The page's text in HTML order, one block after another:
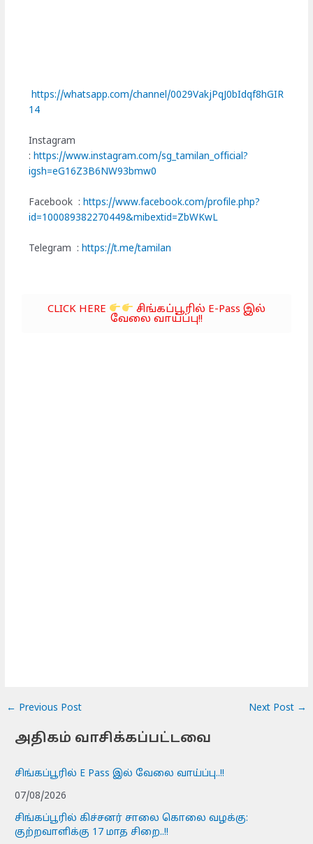
https://whatsapp.com/channel/0029VakjPqJ0bIdqf8hGIR
14
Instagram
:https://www.instagram.com/sg_tamilan_official?
igsh=eG16Z3B6NW93bmw0
Facebook :https://www.facebook.com/profile.php?
id=100089382270449&mibextid=ZbWKwL
Telegram :https://t.me/tamilan
CLICK HERE சிங்கப்பூரில் E-Pass இல்
வேலை வாய்ப்பு!!
← Previous Post Next Post →
அதிகம் வாசிக்கப்பட்டவை
சிங்கப்பூரில் E Pass இல் வேலை வாய்ப்பு..!!
07/08/2026
சிங்கப்பூரில் கிச்சனர் சாலை கொலை வழக்கு:
குற்றவாளிக்கு 17 மாத சிறை..!!